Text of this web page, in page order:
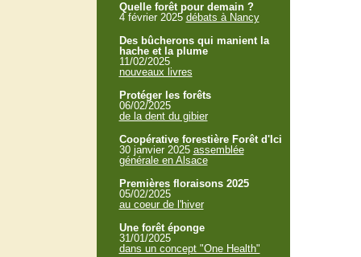
Quelle forêt pour demain ?
4 février 2025 débats à Nancy
Des bûcherons qui manient la
hache et la plume
11/02/2025
nouveaux livres
Protéger les forêts
06/02/2025
de la dent du gibier
Coopérative forestière Forêt d'Ici
30 janvier 2025 assemblée
générale en Alsace
Premières floraisons 2025
05/02/2025
au coeur de l'hiver
Une forêt éponge
31/01/2025
dans un concept "One Health"